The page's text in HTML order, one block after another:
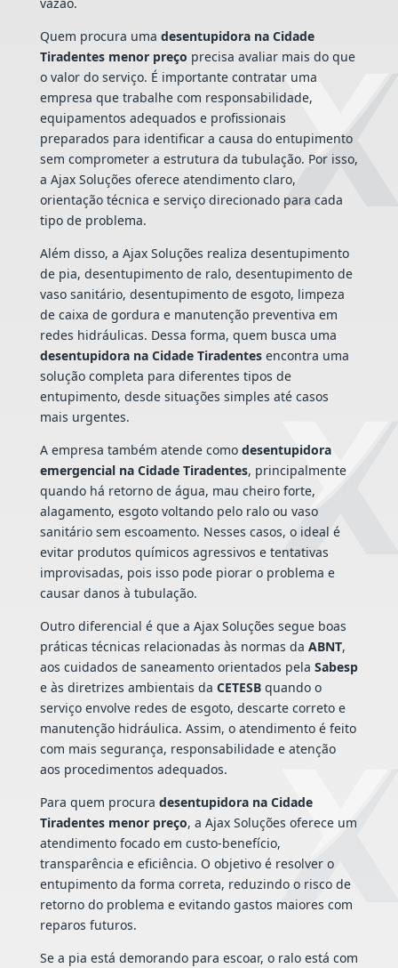
Quem procura uma desentupidora na Cidade
Tiradentes menor preço precisa avaliar mais do que
o valor do serviço. É importante contratar uma
empresa que trabalhe com responsabilidade,
equipamentos adequados e profissionais
preparados para identificar a causa do entupimento
sem comprometer a estrutura da tubulação. Por isso,
a Ajax Soluções oferece atendimento claro,
orientação técnica e serviço direcionado para cada
tipo de problema.
Além disso, a Ajax Soluções realiza desentupimento
de pia, desentupimento de ralo, desentupimento de
vaso sanitário, desentupimento de esgoto, limpeza
de caixa de gordura e manutenção preventiva em
redes hidráulicas. Dessa forma, quem busca uma
desentupidora na Cidade Tiradentesencontra uma
solução completa para diferentes tipos de
entupimento, desde situações simples até casos
mais urgentes.
A empresa também atende como desentupidora
emergencial na Cidade Tiradentes, principalmente
quando há retorno de água, mau cheiro forte,
alagamento, esgoto voltando pelo ralo ou vaso
sanitário sem escoamento. Nesses casos, o ideal é
evitar produtos químicos agressivos e tentativas
improvisadas, pois isso pode piorar o problema e
causar danos à tubulação.
Outro diferencial é que a Ajax Soluções segue boas
práticas técnicas relacionadas às normas da ABNT,
aos cuidados de saneamento orientados pela Sabesp
e às diretrizes ambientais da CETESBquando o
serviço envolve redes de esgoto, descarte correto e
manutenção hidráulica. Assim, o atendimento é feito
com mais segurança, responsabilidade e atenção
aos procedimentos adequados.
Para quem procura desentupidora na Cidade
Tiradentes menor preço, a Ajax Soluções oferece um
atendimento focado em custo-benefício,
transparência e eficiência. O objetivo é resolver o
entupimento da forma correta, reduzindo o risco de
retorno do problema e evitando gastos maiores com
reparos futuros.
Se a pia está demorando para escoar, o ralo está com